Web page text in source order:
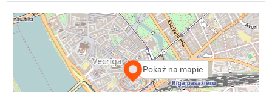
Pokaż na mapie